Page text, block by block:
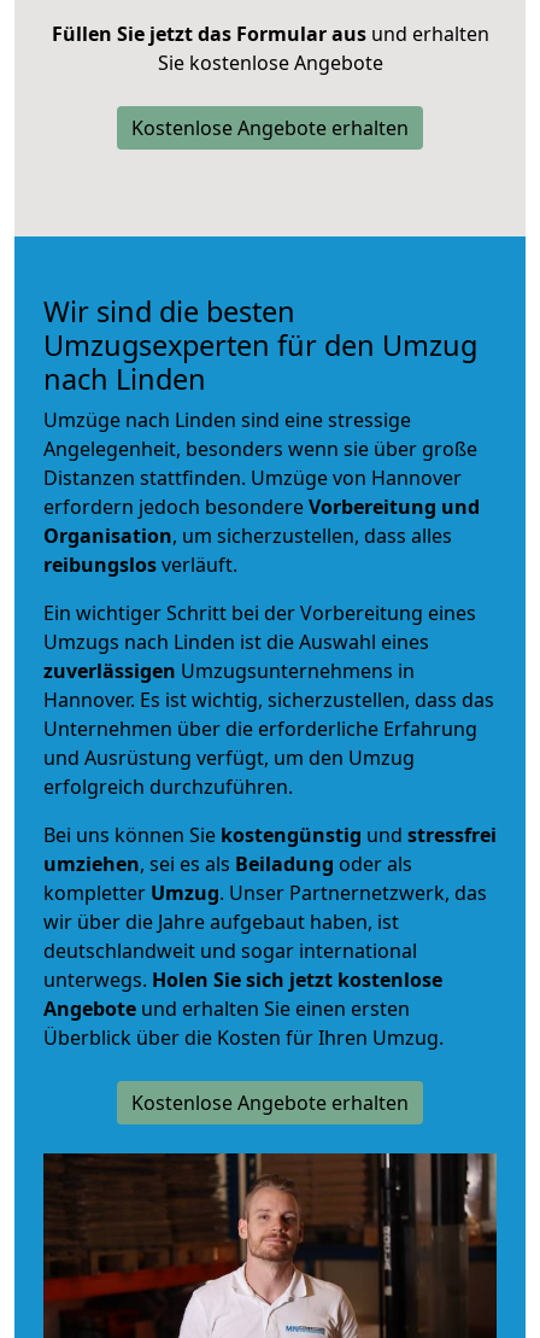
Füllen Sie jetzt das Formular ausund erhalten
Sie kostenlose Angebote
Kostenlose Angebote erhalten
Wir sind die besten
Umzugsexperten für den Umzug
nach Linden
Umzüge nach Linden sind eine stressige
Angelegenheit, besonders wenn sie über große
Distanzen stattfinden. Umzüge von Hannover
erfordern jedoch besondereVorbereitung und
Organisation, um sicherzustellen, dass alles
reibungslosverläuft.
Ein wichtiger Schritt bei der Vorbereitung eines
Umzugs nach Linden ist die Auswahl eines
zuverlässigen Umzugsunternehmens in
Hannover. Es ist wichtig, sicherzustellen, dass das
Unternehmen über die erforderliche Erfahrung
und Ausrüstung verfügt, um den Umzug
erfolgreich durchzuführen.
Bei uns können Sie kostengünstig und stressfrei
umziehen, sei es als Beiladung oder als
kompletter Umzug. Unser Partnernetzwerk, das
wir über die Jahre aufgebaut haben, ist
deutschlandweit und sogar international
unterwegs. Holen Sie sich jetzt kostenlose
Angebote und erhalten Sie einen ersten
Überblick über die Kosten für Ihren Umzug.
Kostenlose Angebote erhalten